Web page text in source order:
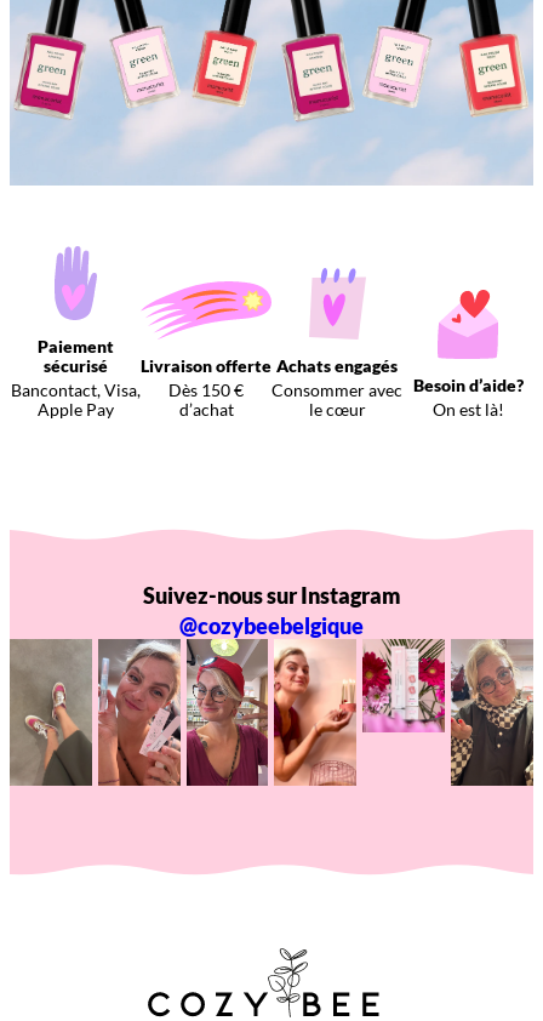
Paiement
sécurisé
Bancontact, Visa,
Apple Pay
Livraison offerte
Dès 150 €
d’achat
Achats engagés
Consommer avec
le cœur
Besoin d’aide?
On est là!
Suivez-nous sur Instagram
@cozybeebelgique